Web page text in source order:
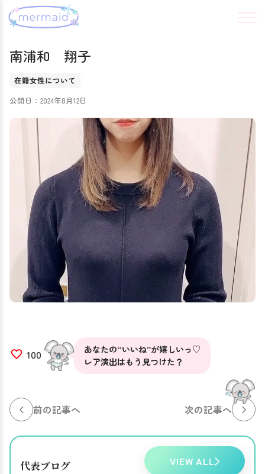
南浦和 翔子
在籍女性について
公開日：2024年8月12日
100
あなたの“いいね”が嬉しいっ♡
レア演出はもう見つけた？
前の記事へ 次の記事へ
代表ブログ VIEW ALL